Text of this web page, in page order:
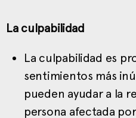
La culpabilidad
La culpabilidad es
sentimientos más
pueden ayudar a la
persona afectada